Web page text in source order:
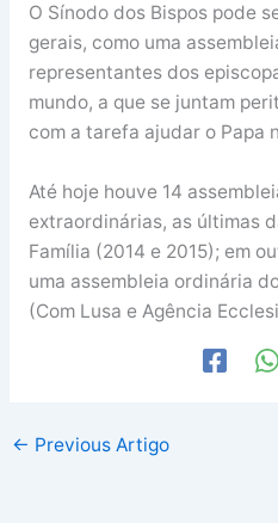
O Sínodo dos Bispos pode
gerais, como uma
representantes dos
mundo, a que se juntam
com a tarefa ajudar o Papa
Até hoje houve 14
extraordinárias, as últimas
Família (2014 e 2015); em
uma assembleia ordinária
(Com Lusa e Agência
← Previous Artigo